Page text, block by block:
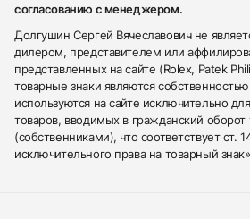
согласованию с менеджером.
Долгушин Сергей Вячеславович не
дилером, представителем или
представленных на сайте (Rolex, Patek
товарные знаки являются
используются на сайте исключительно
товаров, вводимых в гражданский
(собственниками), что соответствует ст.
исключительного права на товарный